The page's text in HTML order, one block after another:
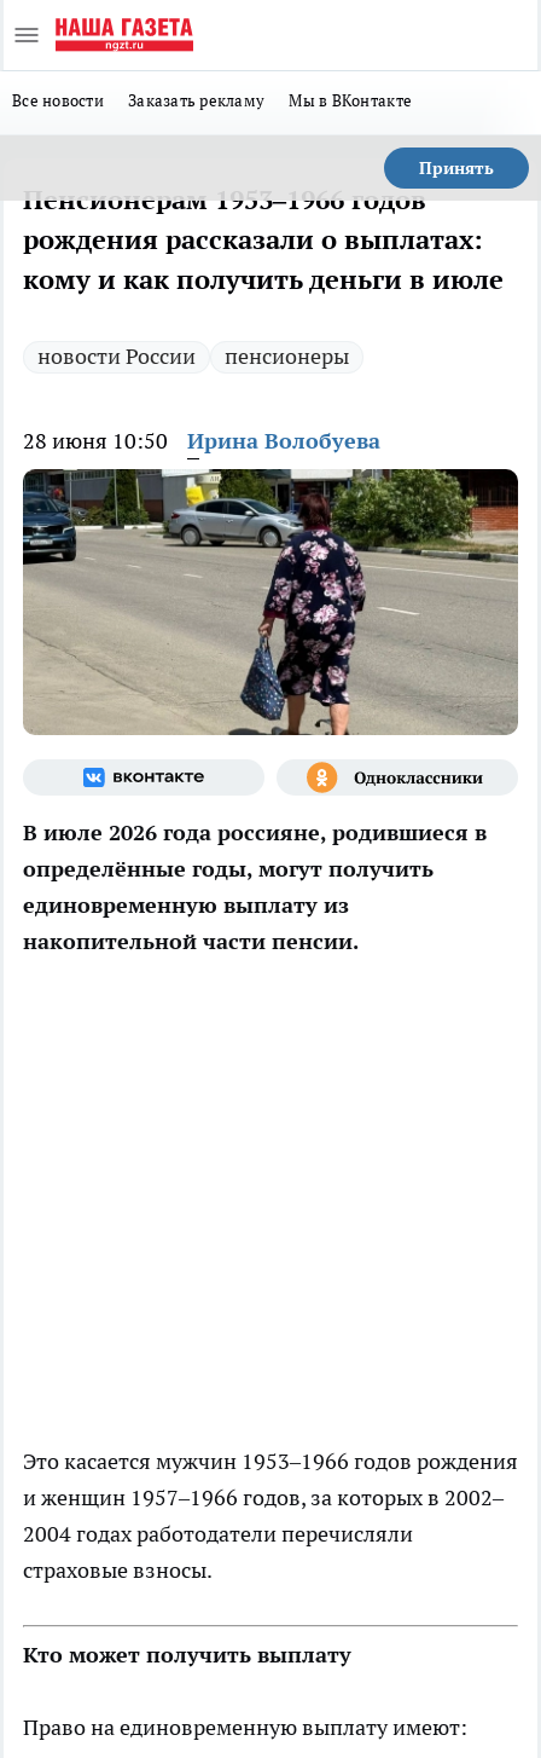
Все новости Заказать рекламу Мы в ВКонтакте
Принять
Пенсионерам 1953–1966 годов
рождения рассказали о выплатах:
кому и как получить деньги в июле
новости России пенсионеры
28 июня 10:50 Ирина Волобуева
В июле 2026 года россияне, родившиеся в
определённые годы, могут получить
единовременную выплату из
накопительной части пенсии.
Это касается мужчин 1953–1966 годов рождения
и женщин 1957–1966 годов, за которых в 2002–
2004 годах работодатели перечисляли
страховые взносы.
Кто может получить выплату
Право на единовременную выплату имеют: